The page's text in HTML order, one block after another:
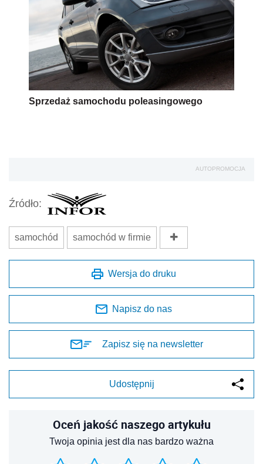
Sprzedaż samochodu poleasingowego
AUTOPROMOCJA
Źródło:
samochód samochód w firmie
Wersja do druku
Napisz do nas
Zapisz się na newsletter
Udostępnij
Oceń jakość naszego artykułu
Twoja opinia jest dla nas bardzo ważna